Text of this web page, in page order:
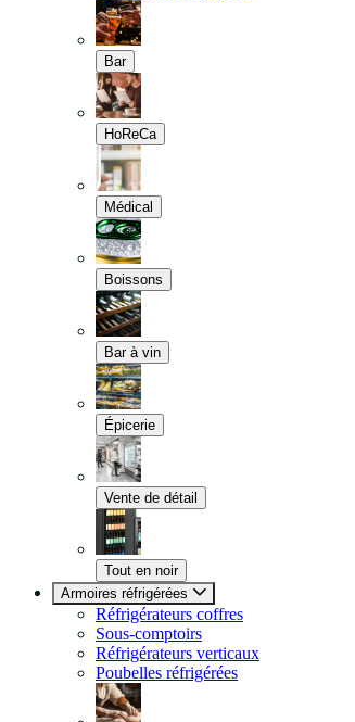
Bar
HoReCa
Médical
Boissons
Bar à vin
Épicerie
Vente de détail
Tout en noir
Armoires réfrigérées
Réfrigérateurs coffres
Sous-comptoirs
Réfrigérateurs verticaux
Poubelles réfrigérées